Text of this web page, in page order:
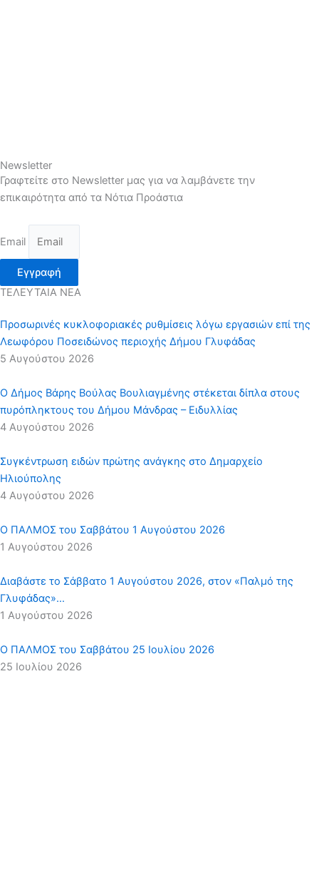
Newsletter
Γραφτείτε στο Newsletter μας για να λαμβάνετε την
επικαιρότητα από τα Νότια Προάστια
Email
Εγγραφή
ΤΕΛΕΥΤΑΙΑ ΝΕΑ
Προσωρινές κυκλοφοριακές ρυθμίσεις λόγω εργασιών επί της
Λεωφόρου Ποσειδώνος περιοχής Δήμου Γλυφάδας
5 Αυγούστου 2026
Ο Δήμος Βάρης Βούλας Βουλιαγμένης στέκεται δίπλα στους
πυρόπληκτους του Δήμου Μάνδρας – Ειδυλλίας
4 Αυγούστου 2026
Συγκέντρωση ειδών πρώτης ανάγκης στο Δημαρχείο
Ηλιούπολης
4 Αυγούστου 2026
Ο ΠΑΛΜΟΣ του Σαββάτου 1 Αυγούστου 2026
1 Αυγούστου 2026
Διαβάστε το Σάββατο 1 Αυγούστου 2026, στον «Παλμό της
Γλυφάδας»…
1 Αυγούστου 2026
Ο ΠΑΛΜΟΣ του Σαββάτου 25 Ιουλίου 2026
25 Ιουλίου 2026